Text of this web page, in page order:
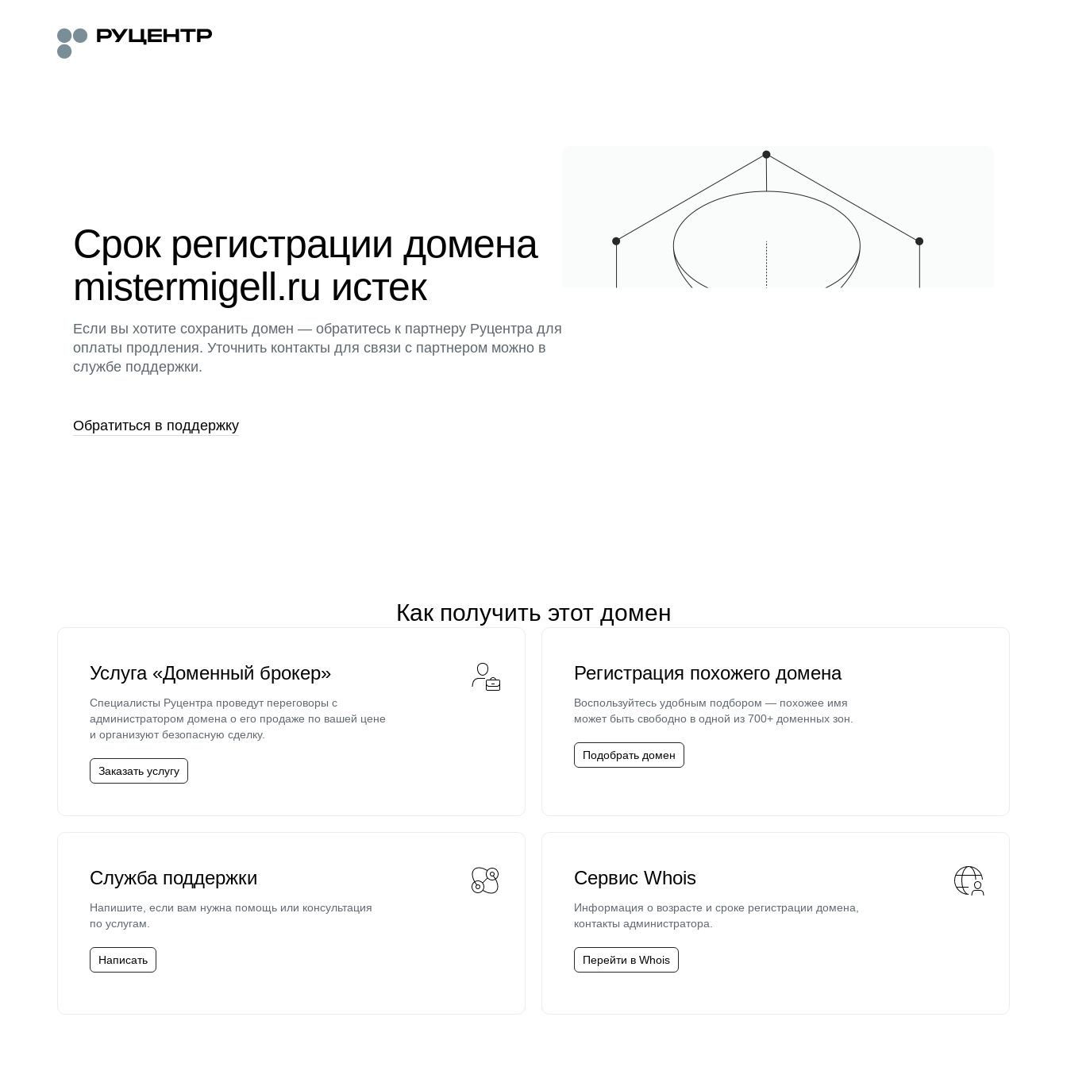
Срок регистрации домена
mistermigell.ru истек
Если вы хотите сохранить домен — обратитесь к партнеру Руцентра для
оплаты продления. Уточнить контакты для связи с партнером можно в
службе поддержки.
Обратиться в поддержку
Как получить этот домен
Услуга «Доменный брокер»
Специалисты Руцентра проведут переговоры с
администратором домена о его продаже по вашей цене
и организуют безопасную сделку.
Заказать услугу
Регистрация похожего домена
Воспользуйтесь удобным подбором — похожее имя
может быть свободно в одной из 700+ доменных зон.
Подобрать домен
Служба поддержки
Напишите, если вам нужна помощь или консультация
по услугам.
Написать
Сервис Whois
Информация о возрасте и сроке регистрации домена,
контакты администратора.
Перейти в Whois